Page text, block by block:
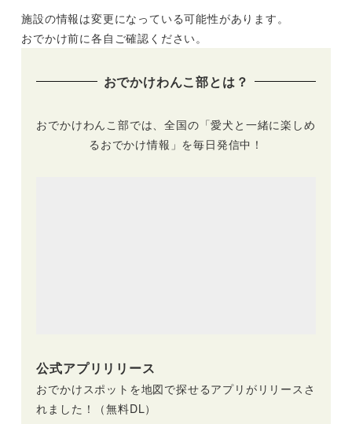
選！超大型犬OKの
宿から屋内外ドッグ
ポートあり）
テージや温泉などエ
リア別に紹介
施設の情報は変更になっている可能性があります。
おでかけ前に各自ご確認ください。
おでかけわんこ部とは？
おでかけわんこ部では、全国の「愛犬と一緒に楽しめ
るおでかけ情報」を毎日発信中！
公式アプリリリース
おでかけスポットを地図で探せるアプリがリリースさ
れました！（無料DL）